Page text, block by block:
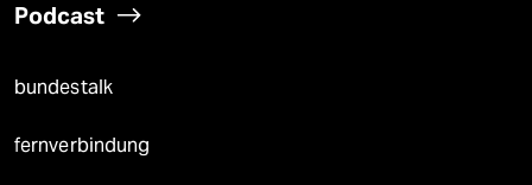
Podcast
bundestalk
fernverbindung